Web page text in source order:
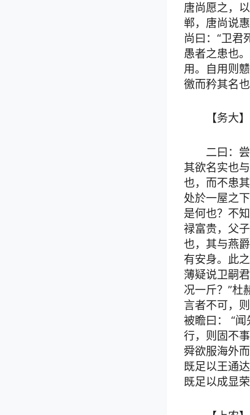
唐尚愿之，
郸，唐尚说
尚曰：“卫君
愚者之患也
用。自用则
徼而矜其名
【务大】
二曰：
其欲名实也
也，而不患
处於一屋之
是何也？不
禄富贵，父
也，其与燕
有安身。此
薄疑说卫嗣
况一斤？”杜
言者不可，
被瞻曰： “
行，则固不
舜欲服海外
既足以王通
既足以成显